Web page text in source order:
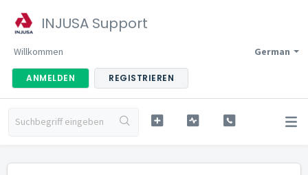
INJUSA Support
German
Willkommen
ANMELDEN REGISTRIEREN